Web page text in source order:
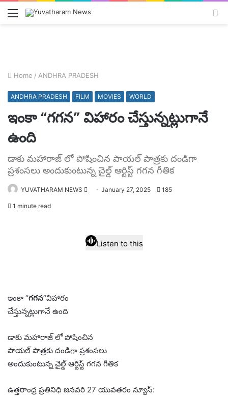
Menu
Home / ANDHRA PRADESH
ANDHRA PRADESH FILM MOVIES WORLD
ఇంకా “గగన” విహారం చేస్తున్నట్లుగానే
ఉంది
డాకు మహారాజ్ లో పోషించిన పాయల్ పాత్రకు దండిగా
ప్రశంసలు అందుకుంటున్న చైల్డ్ ఆర్టిస్ట్ గగన గీతిక
YUVATHARAM NEWS
SendJanuary 27, 2025 185
1 minute read
Listen to this
ఇంకా “గగన“విహారం
చేస్తున్నట్లుగానే ఉంది
డాకు మహారాజ్ లో పోషించిన
పాయల్ పాత్రకు దండిగా ప్రశంసలు
అందుకుంటున్న చైల్డ్ ఆర్టిస్ట్ గగన గీతిక
ఉత్తరాంధ్ర ప్రతినిధి జనవరి 27 యువతరం న్యూస్: